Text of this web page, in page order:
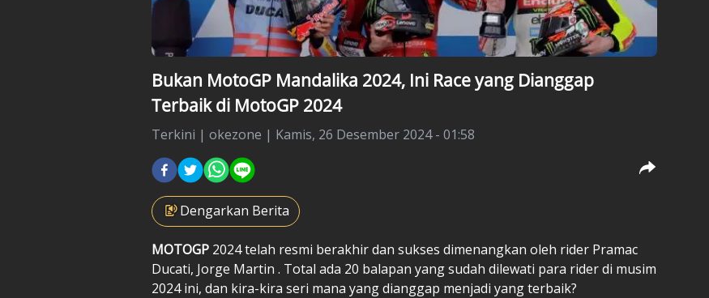
Bukan MotoGP Mandalika 2024, Ini Race yang Dianggap
Terbaik di MotoGP 2024
Terkini | okezone | Kamis, 26 Desember 2024 - 01:58
Dengarkan Berita
MOTOGP 2024 telah resmi berakhir dan sukses dimenangkan oleh rider Pramac
Ducati, Jorge Martin . Total ada 20 balapan yang sudah dilewati para rider di musim
2024 ini, dan kira-kira seri mana yang dianggap menjadi yang terbaik?